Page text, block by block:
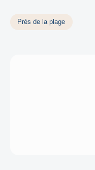
Près de la plage